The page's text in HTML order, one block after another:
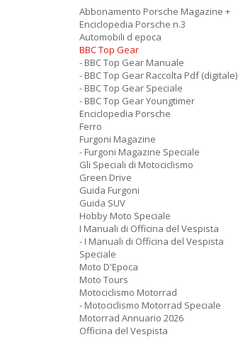
Abbonamento Porsche Magazine +
Enciclopedia Porsche n.3
Automobili d epoca
BBC Top Gear
- BBC Top Gear Manuale
- BBC Top Gear Raccolta Pdf (digitale)
- BBC Top Gear Speciale
- BBC Top Gear Youngtimer
Enciclopedia Porsche
Ferro
Furgoni Magazine
- Furgoni Magazine Speciale
Gli Speciali di Motociclismo
Green Drive
Guida Furgoni
Guida SUV
Hobby Moto Speciale
I Manuali di Officina del Vespista
- I Manuali di Officina del Vespista
Speciale
Moto D'Epoca
Moto Tours
Motociclismo Motorrad
- Motociclismo Motorrad Speciale
Motorrad Annuario 2026
Officina del Vespista